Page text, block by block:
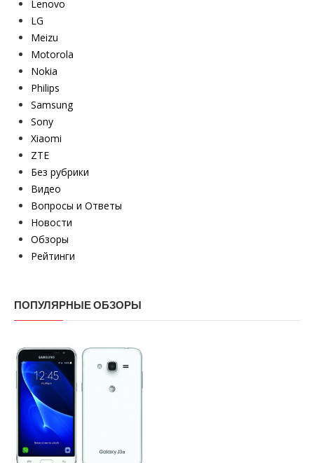
Lenovo
LG
Meizu
Motorola
Nokia
Philips
Samsung
Sony
Xiaomi
ZTE
Без рубрики
Видео
Вопросы и Ответы
Новости
Обзоры
Рейтинги
ПОПУЛЯРНЫЕ ОБЗОРЫ